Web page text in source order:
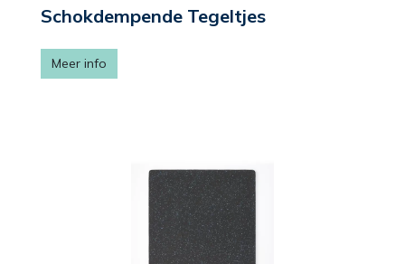
Schokdempende Tegeltjes
Meer info